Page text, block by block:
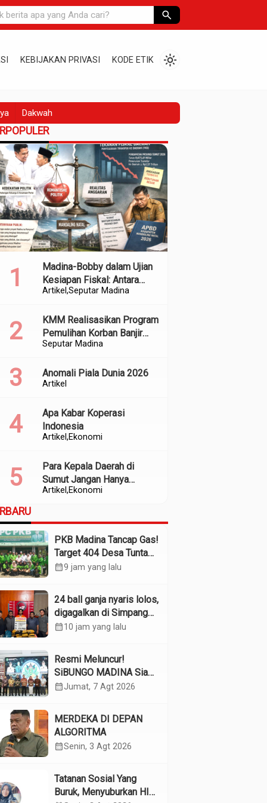
search
KEBIJAKAN PRIVASI KODE ETIK light_mode
Dakwah
Artikel Seputar Madina
Madina-Bobby dalam Ujian
Kesiapan Fiskal: Antara
Kedekatan Politik dan
Seputar Madina
KMM Realisasikan Program
Pemulihan Korban Banjir
dan Longsor di Kabupaten
Artikel
Anomali Piala Dunia 2026
Artikel Ekonomi
Apa Kabar Koperasi
Indonesia
Artikel Ekonomi
Para Kepala Daerah di
Sumut Jangan Hanya
Meratapi Minimnya Transfer
PKB Madina Tancap Gas!
Target 404 Desa Tuntas
Desember, “Pengurus
calendar_month9 jam yang lalu
24 ball ganja nyaris lolos,
digagalkan di Simpang
Empat Panyabungan
calendar_month10 jam yang lalu
Resmi Meluncur!
SiBUNGO MADINA Siap
Optimalkan Pendapatan
calendar_monthJumat, 7 Agt 2026
MERDEKA DI DEPAN
ALGORITMA
calendar_monthSenin, 3 Agt 2026
Tatanan Sosial Yang
Buruk, Menyuburkan HIV